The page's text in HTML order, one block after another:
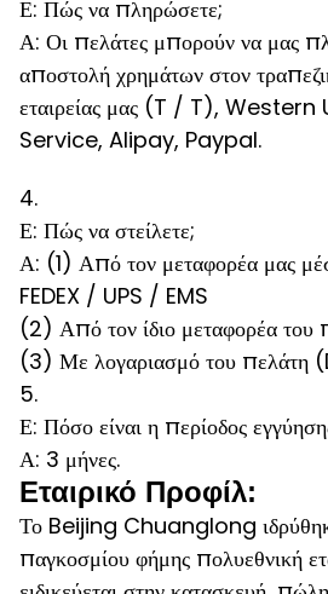
Ε: Πώς να πληρώσετε;
Α: Οι πελάτες μπορούν να μας
αποστολή χρημάτων στον
εταιρείας μας (T / T),
Service, Alipay, Paypal.
4.
Ε: Πώς να στείλετε;
Α: (1) Από τον μεταφορέα μας
FEDEX / UPS / EMS
(2) Από τον ίδιο μεταφορέα του
(3) Με λογαριασμό του πελάτη
5.
Ε: Πόσο είναι η περίοδος
Α: 3 μήνες.
Εταιρικό Προφίλ:
Το Beijing Chuanglong
παγκοσμίου φήμης πολυεθνική